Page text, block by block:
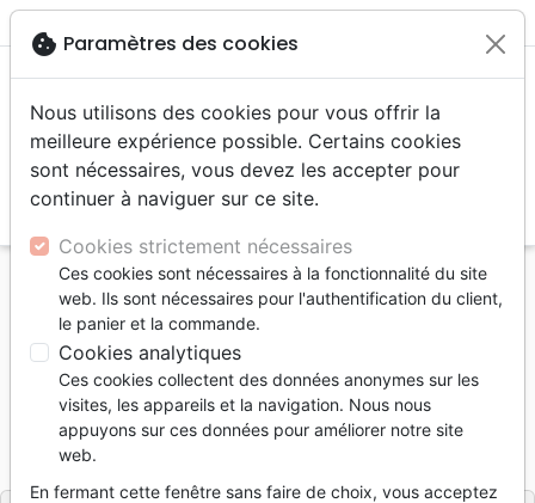
menu
Accueil Livres Edification
Croissance spirituelle
N'aimons point le monde
N'aimons point le monde
Auteur :Watchman Nee
RéférenceCLC0433 EAN9782722204331
Editeur CLC France
cookie Paramètres des cookies
Nous utilisons des cookies pour vous offrir la
meilleure expérience possible. Certains cookies
sont nécessaires, vous devez les accepter pour
continuer à naviguer sur ce site.
Cookies strictement nécessaires
Ces cookies sont nécessaires à la fonctionnalité du site
web. Ils sont nécessaires pour l'authentification du client,
le panier et la commande.
Cookies analytiques
Ces cookies collectent des données anonymes sur les
visites, les appareils et la navigation. Nous nous
appuyons sur ces données pour améliorer notre site
web.
En fermant cette fenêtre sans faire de choix, vous acceptez